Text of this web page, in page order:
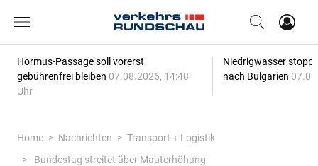
Hormus-Passage soll vorerst
gebührenfrei bleiben 07.08.2026, 14:48
Uhr
Niedrigwasser
nach Bulgarien
Home Nachrichten
Transport + Logistik
Bundestag streitet über Mauterhöhung